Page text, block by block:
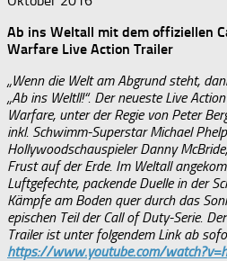
Ab ins Weltall mit dem offiziellen
Warfare Live Action Trailer
„Wenn die Welt am Abgrund steht,
„Ab ins Weltll!“. Der neueste Live
Warfare, unter der Regie von Peter
inkl. Schwimm-Superstar Michael
Hollywoodschauspieler Danny
Frust auf der Erde. Im Weltall
Luftgefechte, packende Duelle in der
Kämpfe am Boden quer durch das
epischen Teil der Call of Duty-Serie.
Trailer ist unter folgendem Link ab
https://www.youtube.com/